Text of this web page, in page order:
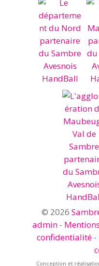
© 2026
admin -
confidentialité-
Conception et